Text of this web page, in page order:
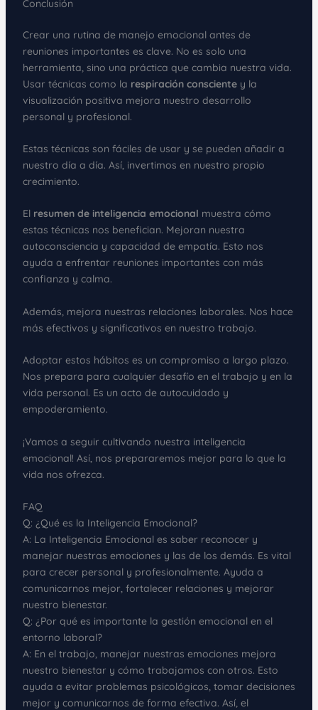
Conclusión
Crear una rutina de manejo emocional antes de
reuniones importantes es clave. No es solo una
herramienta, sino una práctica que cambia nuestra vida.
Usar técnicas como la respiración conscientey la
visualización positiva mejora nuestro desarrollo
personal y profesional.
Estas técnicas son fáciles de usar y se pueden añadir a
nuestro día a día. Así, invertimos en nuestro propio
crecimiento.
El resumen de inteligencia emocional muestra cómo
estas técnicas nos benefician. Mejoran nuestra
autoconsciencia y capacidad de empatía. Esto nos
ayuda a enfrentar reuniones importantes con más
confianza y calma.
Además, mejora nuestras relaciones laborales. Nos hace
más efectivos y significativos en nuestro trabajo.
Adoptar estos hábitos es un compromiso a largo plazo.
Nos prepara para cualquier desafío en el trabajo y en la
vida personal. Es un acto de autocuidado y
empoderamiento.
¡Vamos a seguir cultivando nuestra inteligencia
emocional! Así, nos prepararemos mejor para lo que la
vida nos ofrezca.
FAQ
Q: ¿Qué es la Inteligencia Emocional?
A: La Inteligencia Emocional es saber reconocer y
manejar nuestras emociones y las de los demás. Es vital
para crecer personal y profesionalmente. Ayuda a
comunicarnos mejor, fortalecer relaciones y mejorar
nuestro bienestar.
Q: ¿Por qué es importante la gestión emocional en el
entorno laboral?
A: En el trabajo, manejar nuestras emociones mejora
nuestro bienestar y cómo trabajamos con otros. Esto
ayuda a evitar problemas psicológicos, tomar decisiones
mejor y comunicarnos de forma efectiva. Así, el